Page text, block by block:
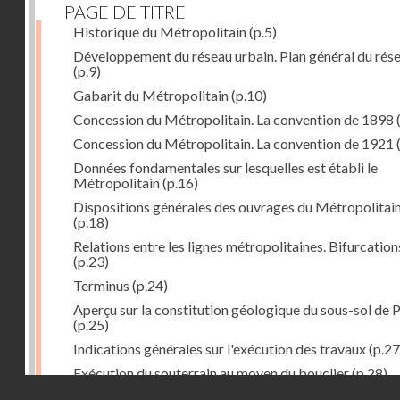
PAGE DE TITRE
Historique du Métropolitain(p.5)
Développement du réseau urbain. Plan général du
(p.9)
Gabarit du Métropolitain(p.10)
Concession du Métropolitain. La convention de 1898
Concession du Métropolitain. La convention de 1921
Données fondamentales sur lesquelles est établi le
Métropolitain(p.16)
Dispositions générales des ouvrages du
(p.18)
Relations entre les lignes métropolitaines.
(p.23)
Terminus (p.24)
Aperçu sur la constitution géologique du sous-sol de
(p.25)
Indications générales sur l'exécution des travaux
Exécution du souterrain au moyen du bouclier(p.28)